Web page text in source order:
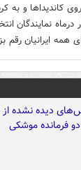
کاندیداها و به
نمایندگان
ایرانیان رقم